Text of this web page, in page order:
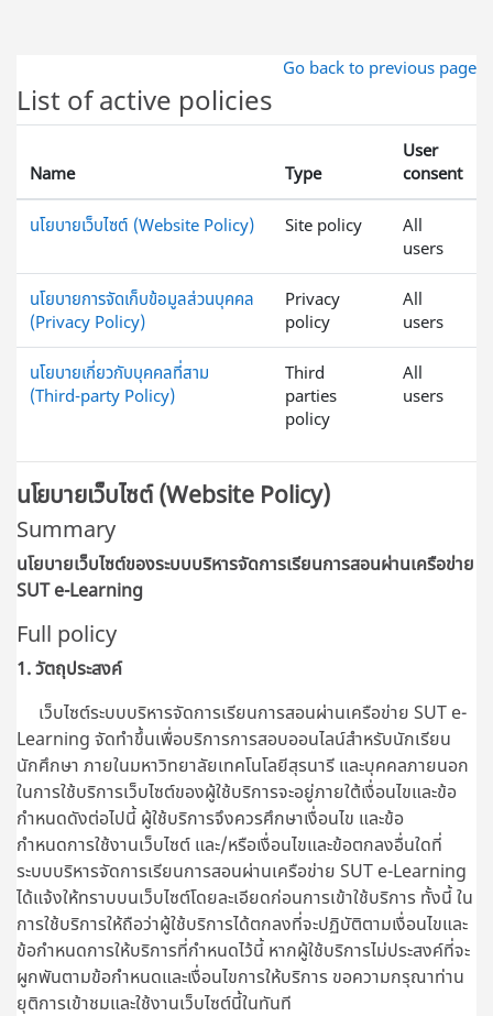
Go back to previous page
List of active policies
Name Type
User
consent
นโยบายเว็บไซต์ (Website Policy) Site policy
All
users
นโยบายการจัดเก็บข้อมูลส่วนบุคคล
(Privacy Policy)
Privacy
policy
All
users
นโยบายเกี่ยวกับบุคคลที่สาม
(Third-party Policy)
Third
parties
policy
All
users
นโยบายเว็บไซต์ (Website Policy)
Summary
นโยบายเว็บไซต์ของระบบบริหารจัดการเรียนการสอนผ่านเครือข่าย
SUT e-Learning
Full policy
1. วัตถุประสงค์
เว็บไซต์ระบบบริหารจัดการเรียนการสอนผ่านเครือข่าย SUT e-
Learning จัดทำขึ้นเพื่อบริการการสอบออนไลน์สำหรับนักเรียน
นักศึกษา ภายในมหาวิทยาลัยเทคโนโลยีสุรนารี และบุคคลภายนอก
ในการใช้บริการเว็บไซต์ของผู้ใช้บริการจะอยู่ภายใต้เงื่อนไขและข้อ
กำหนดดังต่อไปนี้ ผู้ใช้บริการจึงควรศึกษาเงื่อนไข และข้อ
กำหนดการใช้งานเว็บไซต์ และ/หรือเงื่อนไขและข้อตกลงอื่นใดที่
ระบบบริหารจัดการเรียนการสอนผ่านเครือข่าย SUT e-Learning
ได้แจ้งให้ทราบบนเว็บไซต์โดยละเอียดก่อนการเข้าใช้บริการ ทั้งนี้ ใน
การใช้บริการให้ถือว่าผู้ใช้บริการได้ตกลงที่จะปฏิบัติตามเงื่อนไขและ
ข้อกำหนดการให้บริการที่กำหนดไว้นี้ หากผู้ใช้บริการไม่ประสงค์ที่จะ
ผูกพันตามข้อกำหนดและเงื่อนไขการให้บริการ ขอความกรุณาท่าน
ยุติการเข้าชมและใช้งานเว็บไซต์นี้ในทันที